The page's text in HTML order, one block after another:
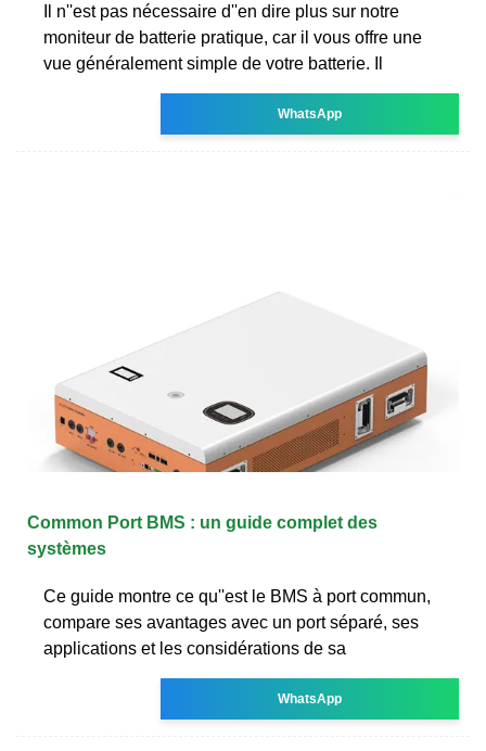
Il n''est pas nécessaire d''en dire plus sur notre
moniteur de batterie pratique, car il vous offre une
vue généralement simple de votre batterie. Il
WhatsApp
Common Port BMS : un guide complet des
systèmes
Ce guide montre ce qu''est le BMS à port commun,
compare ses avantages avec un port séparé, ses
applications et les considérations de sa
WhatsApp